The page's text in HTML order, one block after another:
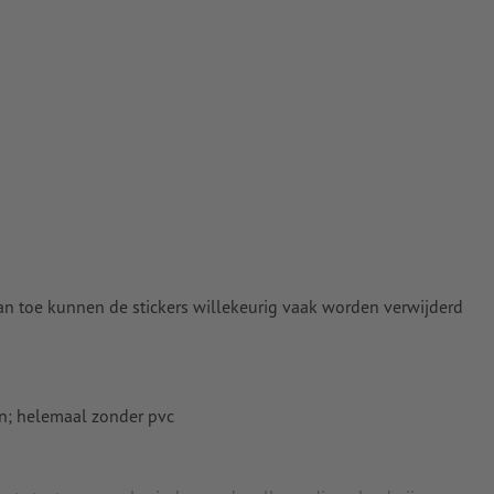
toe kunnen de stickers willekeurig vaak worden verwijderd
helemaal zonder pvc